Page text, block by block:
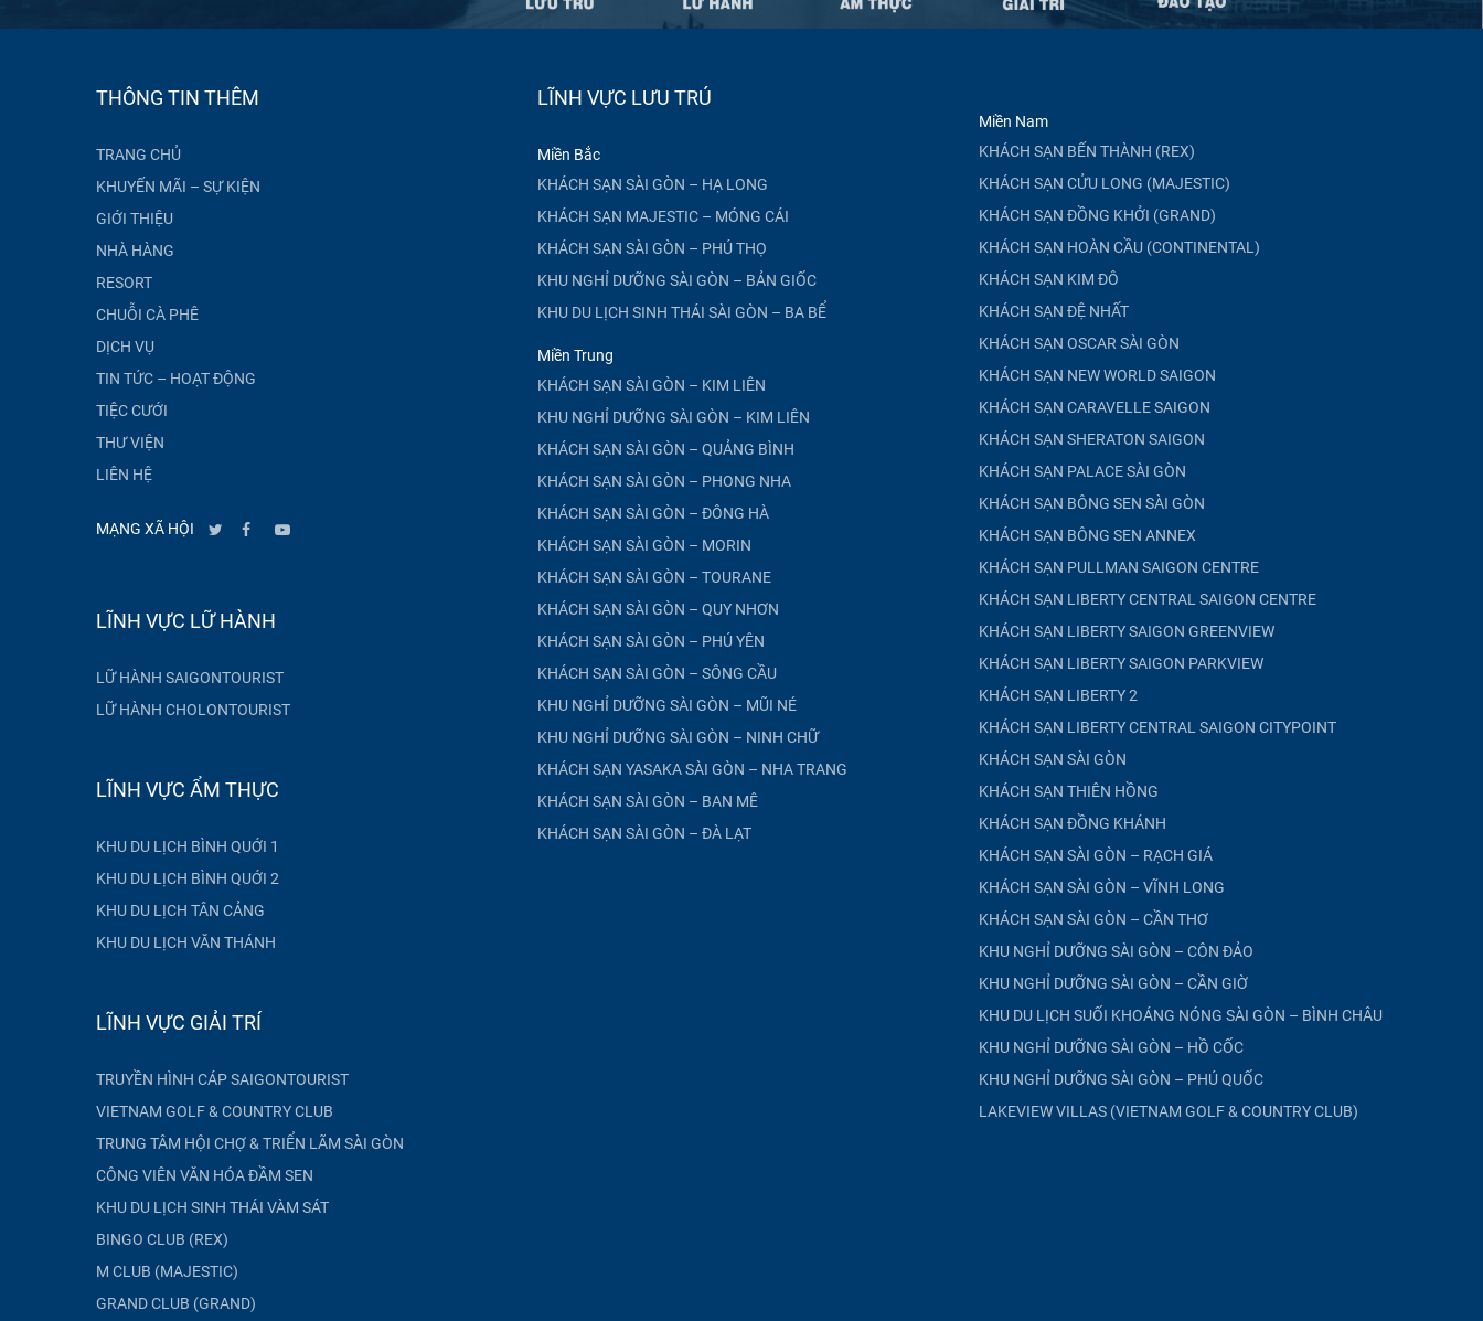
THÔNG TIN THÊM
TRANG CHỦ
KHUYẾN MÃI – SỰ KIỆN
GIỚI THIỆU
NHÀ HÀNG
RESORT
CHUỖI CÀ PHÊ
DỊCH VỤ
TIN TỨC – HOẠT ĐỘNG
TIỆC CƯỚI
THƯ VIỆN
LIÊN HỆ
MẠNG XÃ HỘI
LĨNH VỰC LỮ HÀNH
LỮ HÀNH SAIGONTOURIST
LỮ HÀNH CHOLONTOURIST
LĨNH VỰC ẨM THỰC
KHU DU LỊCH BÌNH QUỚI 1
KHU DU LỊCH BÌNH QUỚI 2
KHU DU LỊCH TÂN CẢNG
KHU DU LỊCH VĂN THÁNH
LĨNH VỰC GIẢI TRÍ
TRUYỀN HÌNH CÁP SAIGONTOURIST
VIETNAM GOLF & COUNTRY CLUB
TRUNG TÂM HỘI CHỢ & TRIỂN LÃM SÀI GÒN
CÔNG VIÊN VĂN HÓA ĐẦM SEN
KHU DU LỊCH SINH THÁI VÀM SÁT
BINGO CLUB (REX)
M CLUB (MAJESTIC)
GRAND CLUB (GRAND)
LĨNH VỰC LƯU TRÚ
Miền Bắc
KHÁCH SẠN SÀI GÒN – HẠ LONG
KHÁCH SẠN MAJESTIC – MÓNG CÁI
KHÁCH SẠN SÀI GÒN – PHÚ THỌ
KHU NGHỈ DƯỠNG SÀI GÒN – BẢN GIỐC
KHU DU LỊCH SINH THÁI SÀI GÒN – BA BỂ
Miền Trung
KHÁCH SẠN SÀI GÒN – KIM LIÊN
KHU NGHỈ DƯỠNG SÀI GÒN – KIM LIÊN
KHÁCH SẠN SÀI GÒN – QUẢNG BÌNH
KHÁCH SẠN SÀI GÒN – PHONG NHA
KHÁCH SẠN SÀI GÒN – ĐÔNG HÀ
KHÁCH SẠN SÀI GÒN – MORIN
KHÁCH SẠN SÀI GÒN – TOURANE
KHÁCH SẠN SÀI GÒN – QUY NHƠN
KHÁCH SẠN SÀI GÒN – PHÚ YÊN
KHÁCH SẠN SÀI GÒN – SÔNG CẦU
KHU NGHỈ DƯỠNG SÀI GÒN – MŨI NÉ
KHU NGHỈ DƯỠNG SÀI GÒN – NINH CHỮ
KHÁCH SẠN YASAKA SÀI GÒN – NHA TRANG
KHÁCH SẠN SÀI GÒN – BAN MÊ
KHÁCH SẠN SÀI GÒN – ĐÀ LẠT
Miền Nam
KHÁCH SẠN BẾN THÀNH (REX)
KHÁCH SẠN CỬU LONG (MAJESTIC)
KHÁCH SẠN ĐỒNG KHỞI (GRAND)
KHÁCH SẠN HOÀN CẦU (CONTINENTAL)
KHÁCH SẠN KIM ĐÔ
KHÁCH SẠN ĐỆ NHẤT
KHÁCH SẠN OSCAR SÀI GÒN
KHÁCH SẠN NEW WORLD SAIGON
KHÁCH SẠN CARAVELLE SAIGON
KHÁCH SẠN SHERATON SAIGON
KHÁCH SẠN PALACE SÀI GÒN
KHÁCH SẠN BÔNG SEN SÀI GÒN
KHÁCH SẠN BÔNG SEN ANNEX
KHÁCH SẠN PULLMAN SAIGON CENTRE
KHÁCH SẠN LIBERTY CENTRAL SAIGON CENTRE
KHÁCH SẠN LIBERTY SAIGON GREENVIEW
KHÁCH SẠN LIBERTY SAIGON PARKVIEW
KHÁCH SẠN LIBERTY 2
KHÁCH SẠN LIBERTY CENTRAL SAIGON CITYPOINT
KHÁCH SẠN SÀI GÒN
KHÁCH SẠN THIÊN HỒNG
KHÁCH SẠN ĐỒNG KHÁNH
KHÁCH SẠN SÀI GÒN – RẠCH GIÁ
KHÁCH SẠN SÀI GÒN – VĨNH LONG
KHÁCH SẠN SÀI GÒN – CẦN THƠ
KHU NGHỈ DƯỠNG SÀI GÒN – CÔN ĐẢO
KHU NGHỈ DƯỠNG SÀI GÒN – CẦN GIỜ
KHU DU LỊCH SUỐI KHOÁNG NÓNG SÀI GÒN – BÌNH CHÂU
KHU NGHỈ DƯỠNG SÀI GÒN – HỒ CỐC
KHU NGHỈ DƯỠNG SÀI GÒN – PHÚ QUỐC
LAKEVIEW VILLAS (VIETNAM GOLF & COUNTRY CLUB)